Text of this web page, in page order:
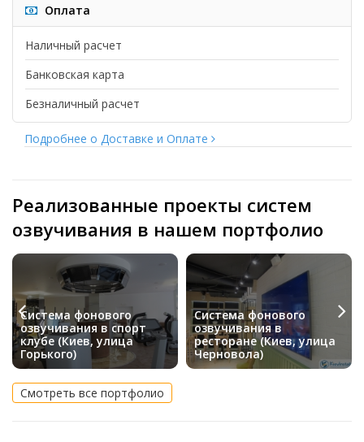
Оплата
Наличный расчет
Банковская карта
Безналичный расчет
Подробнее о Доставке и Оплате
Реализованные проекты систем
озвучивания в нашем портфолио
Система фонового
озвучивания в спорт
клубе (Киев, улица
Горького)
Система фонового
озвучивания в
ресторане (Киев, улица
Черновола)
Смотреть все портфолио